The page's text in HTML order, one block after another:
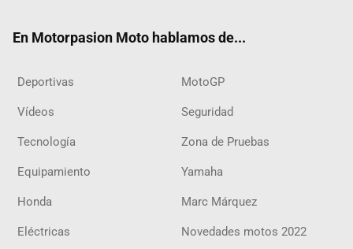
En Motorpasion Moto hablamos de...
Deportivas MotoGP
Vídeos Seguridad
Tecnología Zona de Pruebas
Equipamiento Yamaha
Honda Marc Márquez
Eléctricas Novedades motos 2022